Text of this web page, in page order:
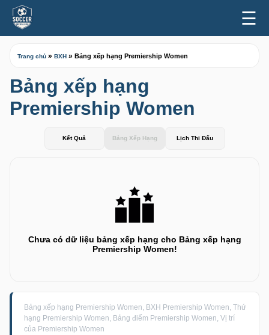
☰
Trang chủ » BXH » Bảng xếp hạng Premiership Women
Bảng xếp hạng
Premiership Women
Kết Quả Bảng Xếp Hạng Lịch Thi Đấu
Chưa có dữ liệu bảng xếp hạng cho Bảng xếp hạng
Premiership Women!
Bảng xếp hạng Premiership Women, BXH Premiership Women, Thứ
hạng Premiership Women, Bảng điểm Premiership Women, Vị trí
của Premiership Women